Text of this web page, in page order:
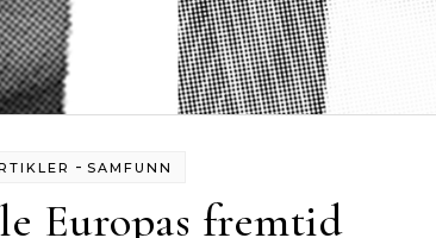
- SAMFUNN
Europas fremtid